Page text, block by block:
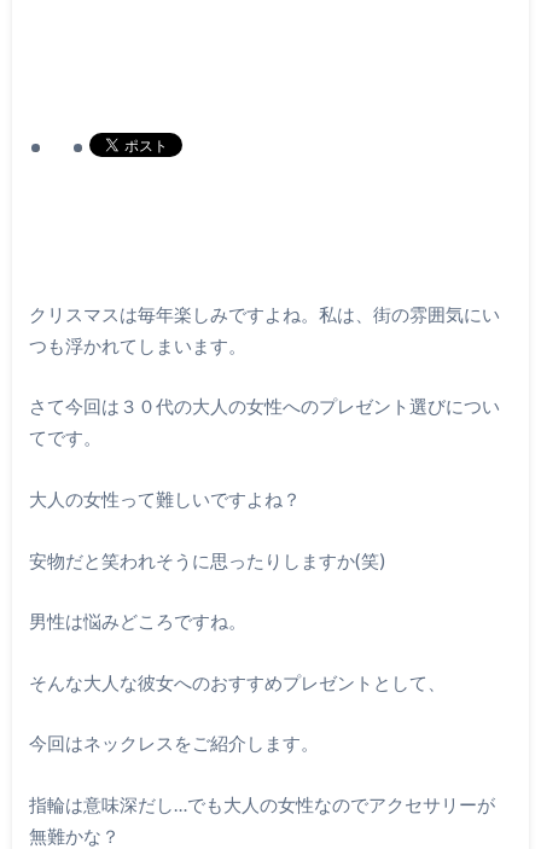
クリスマスは毎年楽しみですよね。私は、街の雰囲気にい
つも浮かれてしまいます。
さて今回は３０代の大人の女性へのプレゼント選びについ
てです。
大人の女性って難しいですよね？
安物だと笑われそうに思ったりしますか(笑)
男性は悩みどころですね。
そんな大人な彼女へのおすすめプレゼントとして、
今回はネックレスをご紹介します。
指輪は意味深だし…でも大人の女性なのでアクセサリーが
無難かな？